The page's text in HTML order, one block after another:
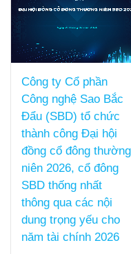
SBD x Cisco tổ
chức thành công
workshop “Building
the trusted foundation
for the AI era” - Đồng
hành cùng Khách
hàng xây dựng hạ
tầng sẵn sàng cho kỷ
nguyên AI
29/06/2026